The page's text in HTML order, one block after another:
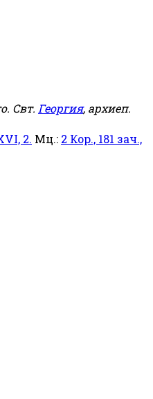
Свт. Георгия, архиеп.
2. Мц.: 2 Кор., 181 зач.,